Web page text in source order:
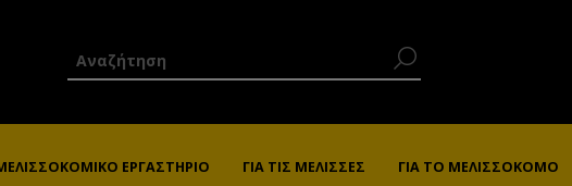
ΕΡΓΑΣΤΉΡΙΟ ΓΙΑ ΤΙΣ ΜΈΛΙΣΣΕΣ ΓΙΑ ΤΟ ΜΕΛΙΣΣΟΚΌΜΟ